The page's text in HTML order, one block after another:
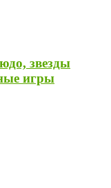
звезды
игры